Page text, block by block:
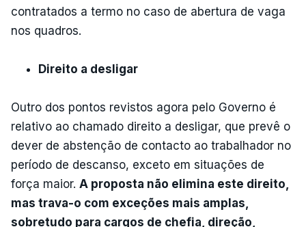
contratados a termo no caso de abertura de vaga
nos quadros.
Direito a desligar
Outro dos pontos revistos agora pelo Governo é
relativo ao chamado direito a desligar, que prevê o
dever de abstenção de contacto ao trabalhador no
período de descanso, exceto em situações de
força maior. A proposta não elimina este direito,
mas trava-o com exceções mais amplas,
sobretudo para cargos de chefia, direção,